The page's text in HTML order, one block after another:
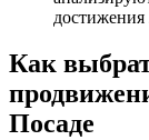
достижения
Как
Посаде